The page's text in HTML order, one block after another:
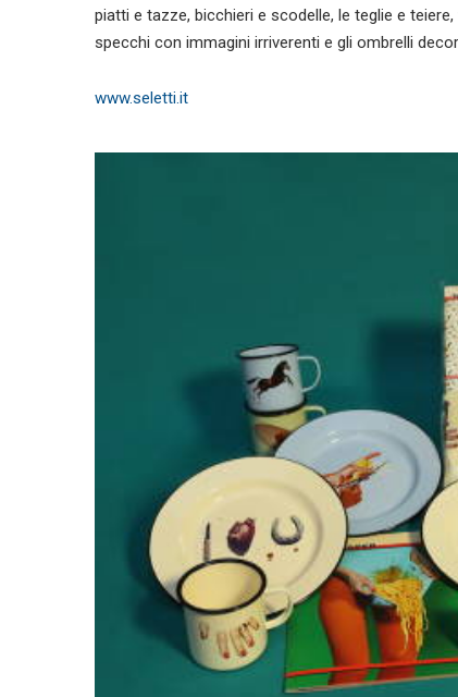
piatti e tazze, bicchieri e scodelle, le teglie e
specchi con immagini irriverenti e gli ombrelli
www.seletti.it